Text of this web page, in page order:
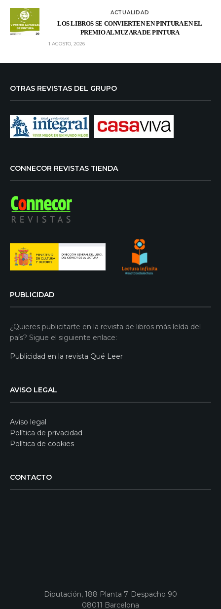
ACTUALIDAD
LOS LIBROS SE CONVIERTEN EN PINTURA EN EL
PREMIO ALMUZARA DE PINTURA
1 AGOSTO, 2026
OTRAS REVISTAS DEL GRUPO
CONNECOR REVISTAS TIENDA
PUBLICIDAD
¿Quieres publicitarte en la revista de libros más leída del
país? Sigue el siguiente enlace:
Publicidad en la revista Qué Leer
AVISO LEGAL
Aviso legal
Política de privacidad
Política de cookies
CONTACTO
Diputación, 188 Planta 7 Despacho 90
08011 Barcelona